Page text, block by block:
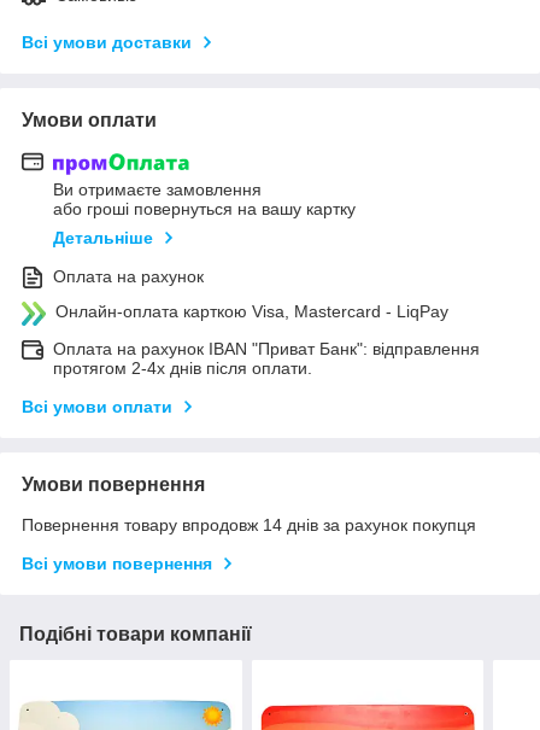
Всі умови доставки
Умови оплати
Ви отримаєте замовлення
або гроші повернуться на вашу картку
Детальніше
Оплата на рахунок
Онлайн-оплата карткою Visa, Mastercard - LiqPay
Оплата на рахунок IBAN "Приват Банк": відправлення
протягом 2-4х днів після оплати.
Всі умови оплати
Умови повернення
Повернення товару впродовж 14 днів за рахунок покупця
Всі умови повернення
Подібні товари компанії